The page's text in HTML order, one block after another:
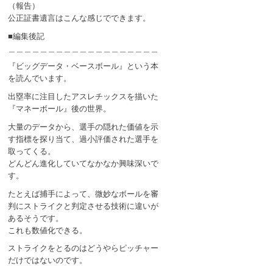
（報告）
公正証書遺言はこんな感じでできます。
■編集後記
『ビッグデータ・ベースボール』という本
を読んでいます。
出塁率に注目したアスレチックスを描いた
『マネーボール』後の世界。
大量のデータから、選手の隠れた価値を示
す指標を探り当て、過小評価された選手を
取ってくる。
どんどん進化していてなかなか興味深いで
す。
たとえば捕手によって、微妙なボールを審
判にストライクと判定させる技術に違いが
あるそうです。
これも数値化できる。
ストライクをとるのはどうやらピッチャー
だけではないのです。